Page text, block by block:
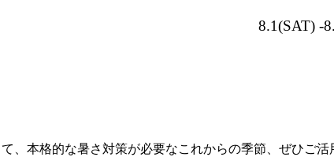
8.1(SAT) -
、本格的な暑さ対策が必要なこれからの季節、ぜひご